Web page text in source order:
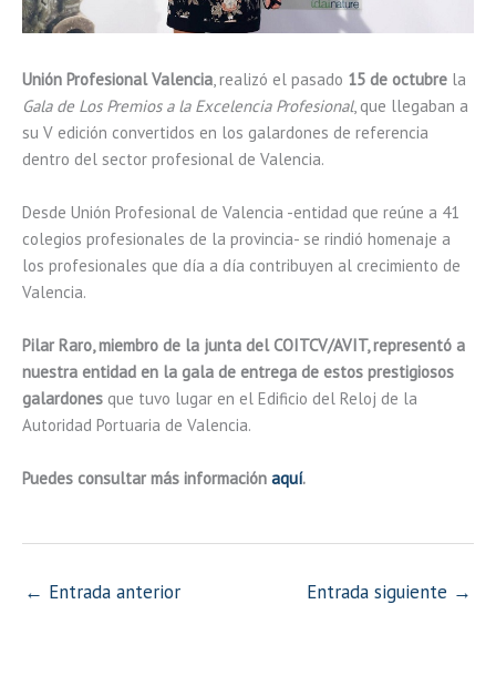
Unión Profesional Valencia, realizó el pasado 15 de octubre la
Gala de Los Premios a la Excelencia Profesional, que llegaban a
su V edición convertidos en los galardones de referencia
dentro del sector profesional de Valencia.
Desde Unión Profesional de Valencia -entidad que reúne a 41
colegios profesionales de la provincia- se rindió homenaje a
los profesionales que día a día contribuyen al crecimiento de
Valencia.
Pilar Raro, miembro de la junta del COITCV/AVIT, representó a
nuestra entidad en la gala de entrega de estos prestigiosos
galardones que tuvo lugar en el Edificio del Reloj de la
Autoridad Portuaria de Valencia.
Puedes consultar más información aquí.
← Entrada anterior Entrada siguiente →